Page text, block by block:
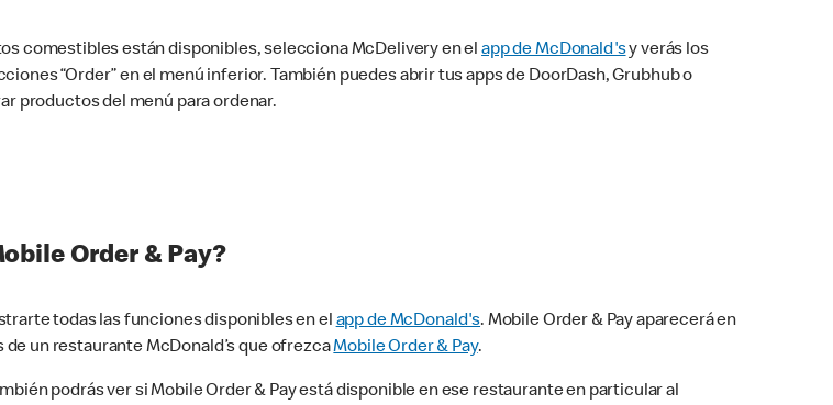
comestibles están disponibles, selecciona McDelivery en elapp de McDonald'sy verás los
“Order” en el menú inferior. También puedes abrir tus apps de DoorDash, Grubhub o
productos del menú para ordenar.
Order & Pay?
todas las funciones disponibles en elapp de McDonald's. Mobile Order & Pay aparecerá en
de un restaurante McDonald’s que ofrezcaMobile Order & Pay.
podrás ver si Mobile Order & Pay está disponible en ese restaurante en particular al